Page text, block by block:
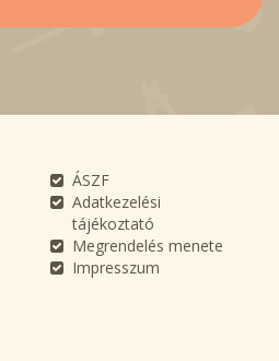
ÁSZF
Adatkezelési
tájékoztató
Megrendelés menete
Impresszum